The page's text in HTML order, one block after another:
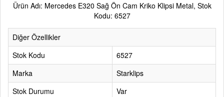
Ürün Adı: Mercedes E320 Sağ Ön Cam Kriko Klipsi Metal, Stok
Kodu: 6527
Diğer Özellikler
Stok Kodu
6527
Marka
Starklips
Stok Durumu
Var